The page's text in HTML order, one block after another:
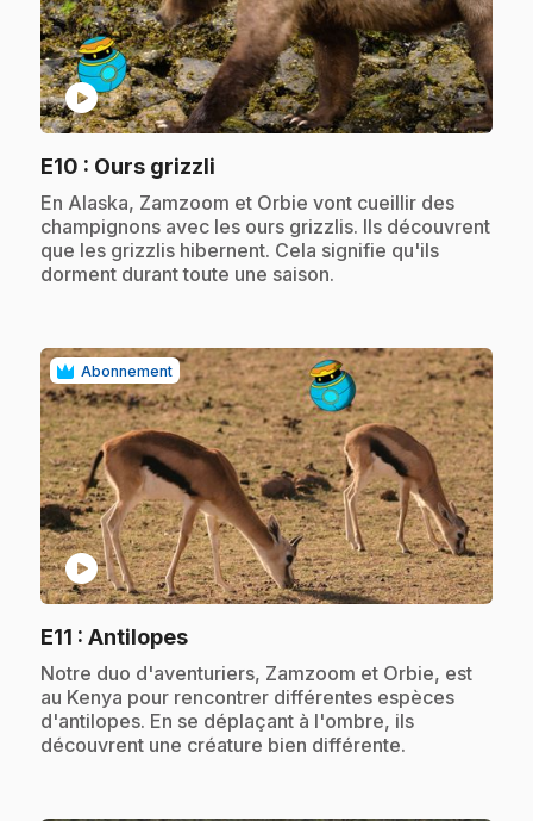
play_circle
E10 : Ours grizzli
.En Alaska, Zamzoom et Orbie vont cueillir des
champignons avec les ours grizzlis. Ils découvrent
que les grizzlis hibernent. Cela signifie qu'ils
dorment durant toute une saison.
Abonnement
play_circle
E11 : Antilopes.
.Notre duo d'aventuriers, Zamzoom et Orbie, est
au Kenya pour rencontrer différentes espèces
d'antilopes. En se déplaçant à l'ombre, ils
découvrent une créature bien différente.